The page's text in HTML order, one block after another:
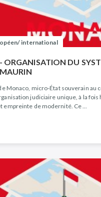
international
DU
Monaco, micro-État souverain au
judiciaire unique, à la
empreinte de modernité. Ce ...